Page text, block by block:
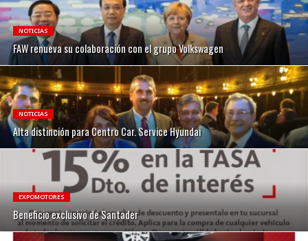
NOTICIAS
FAW renueva su colaboración con el grupo Volkswagen
NOTICIAS
Alta distinción para Centro Car. Service Hyundai
EXPOMOTORES
Beneficio exclusivo de Santader